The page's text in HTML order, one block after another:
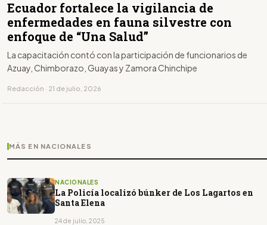
Ecuador fortalece la vigilancia de
enfermedades en fauna silvestre con
enfoque de “Una Salud”
La capacitación contó con la participación de funcionarios de
Azuay, Chimborazo, Guayas y Zamora Chinchipe
Redacción · 21 de julio, 2026
MÁS EN NACIONALES
NACIONALES
La Policía localizó búnker de Los Lagartos en
Santa Elena
24 de julio, 2025